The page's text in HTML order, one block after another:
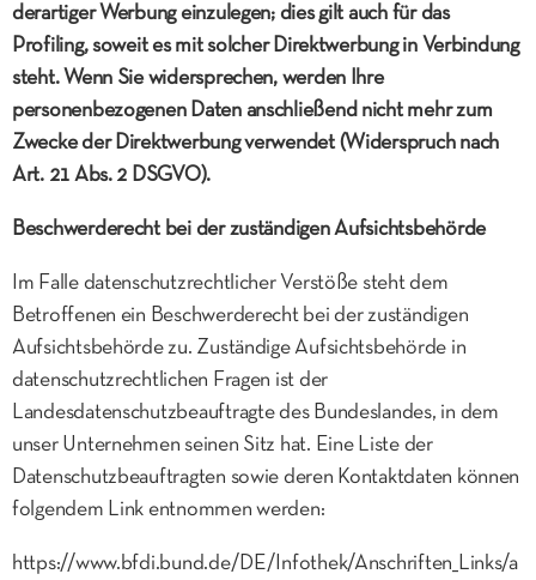
derartiger Werbung einzulegen; dies gilt auch für das
Profiling, soweit es mit solcher Direktwerbung in Verbindung
steht. Wenn Sie widersprechen, werden Ihre
personenbezogenen Daten anschließend nicht mehr zum
Zwecke der Direktwerbung verwendet (Widerspruch nach
Art. 21 Abs. 2 DSGVO).
Beschwerderecht bei der zuständigen Aufsichtsbehörde
Im Falle datenschutzrechtlicher Verstöße steht dem
Betroffenen ein Beschwerderecht bei der zuständigen
Aufsichtsbehörde zu. Zuständige Aufsichtsbehörde in
datenschutzrechtlichen Fragen ist der
Landesdatenschutzbeauftragte des Bundeslandes, in dem
unser Unternehmen seinen Sitz hat. Eine Liste der
Datenschutzbeauftragten sowie deren Kontaktdaten können
folgendem Link entnommen werden:
https://www.bfdi.bund.de/DE/Infothek/Anschriften_Links/a